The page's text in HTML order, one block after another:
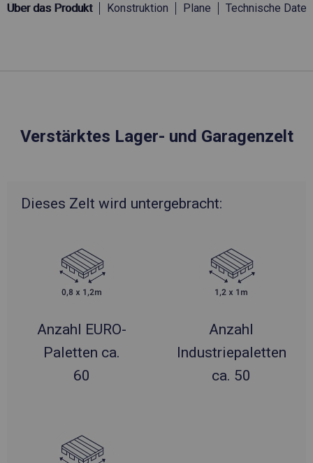
Über das Produkt Konstruktion Plane Technische Daten
Verstärktes Lager- und Garagenzelt
Dieses Zelt wird untergebracht:
Anzahl EURO-
Paletten ca.
60
Anzahl
Industriepaletten
ca. 50